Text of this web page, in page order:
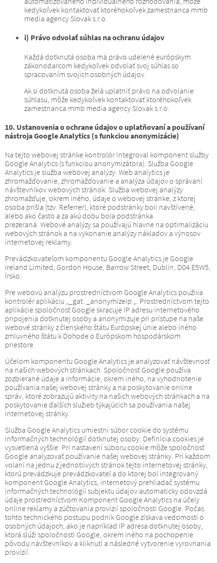
kedykoľvek kontaktovať ktoréhokoľvek zamestnanca mmb
media agency Slovak s.r.o.
i) Právo odvolať súhlas na ochranu údajov
Každá dotknutá osoba má právo udelené európskym
zákonodarcom kedykoľvek odvolať svoj súhlas so
spracovaním svojich osobných údajov.
Ak si dotknutá osoba želá uplatniť právo na odvolanie
súhlasu, môže kedykoľvek kontaktovať ktoréhokoľvek
zamestnanca mmb media agency Slovak s.r.o.
10. Ustanovenia o ochrane údajov o uplatňovaní a používaní
nástroja Google Analytics (s funkciou anonymizácie)
Na tejto webovej stránke kontrolór integroval komponent služby
Google Analytics (s funkciou anonymizátora). Služba Google
Analytics je služba webovej analýzy. Web analytics je
zhromažďovanie, zhromažďovanie a analýza údajov o správaní
návštevníkov webových stránok. Služba webovej analýzy
zhromažďuje, okrem iného, ​​údaje o webovej stránke, z ktorej
osoba prišla (tzv. Referrer), ktoré podstránky boli navštívené,
alebo ako často a za akú dobu bola podstránka
prezeraná. Webové analýzy sa používajú hlavne na optimalizáciu
webových stránok a na vykonanie analýzy nákladov a výnosov
internetovej reklamy.
Prevádzkovateľom komponentu Google Analytics je Google
Ireland Limited, Gordon House, Barrow Street, Dublin, D04 E5W5,
Írsko.
Pre webovú analýzu prostredníctvom Google Analytics používa
kontrolér aplikáciu „_gat.
_anonymizeIp „. Prostredníctvom tejto
aplikácie spoločnosť Google skracuje IP adresu internetového
pripojenia dotknutej osoby a anonymizuje pri prístupe na naše
webové stránky z členského štátu Európskej únie alebo iného
zmluvného štátu k Dohode o Európskom hospodárskom
priestore.
Účelom komponentu Google Analytics je analyzovať návštevnosť
na našich webových stránkach. Spoločnosť Google používa
zozbierané údaje a informácie, okrem iného, ​​na vyhodnotenie
používania našej webovej stránky a na poskytovanie online
správ, ktoré zobrazujú aktivity na našich webových stránkach a na
poskytovanie ďalších služieb týkajúcich sa používania našej
internetovej stránky.
Služba Google Analytics umiestni súbor cookie do systému
informačných technológií dotknutej osoby. Definícia cookies je
vysvetlená vyššie. Pri nastavení súboru cookie môže spoločnosť
Google analyzovať používanie našej webovej stránky. Pri každom
volaní na jednu z jednotlivých stránok tejto internetovej stránky,
ktorú prevádzkuje prevádzkovateľ a do ktorej bol integrovaný
komponent Google Analytics, internetový prehliadač systému
informačných technológií subjektu údajov automaticky odovzdá
údaje prostredníctvom Komponent Google Analytics na účely
online reklamy a zúčtovania provízií spoločnosti Google. Počas
tohto technického postupu podnik Google získava vedomosti o
osobných údajoch, ako je napríklad IP adresa dotknutej osoby,
ktorá slúži spoločnosti Google, okrem iného na pochopenie
pôvodu návštevníkov a kliknutí a následné vytvorenie vyrovnania
provízií.